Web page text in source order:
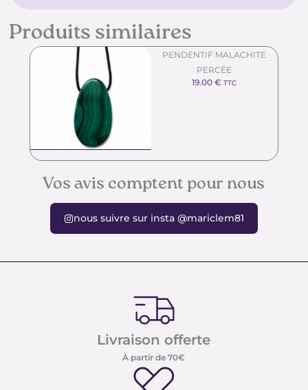
Produits similaires
PENDENTIF MALACHITE
PERCÉE
19.00€ TTC
Vos avis comptent pour nous
nous suivre sur insta @mariclem81
Livraison offerte
À partir de 70€